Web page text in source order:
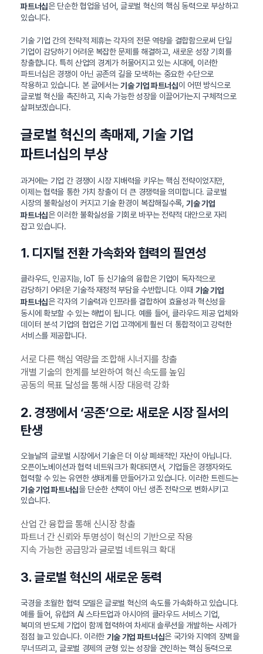
파트너십은 단순한 협업을 넘어, 글로벌 혁신의 핵심 동력으로 부상하고
있습니다.
기술 기업 간의 전략적 제휴는 각자의 전문 역량을 결합함으로써 단일
기업이 감당하기 어려운 복잡한 문제를 해결하고, 새로운 성장 기회를
창출합니다. 특히 산업의 경계가 허물어지고 있는 시대에, 이러한
파트너십은 경쟁이 아닌 공존의 길을 모색하는 중요한 수단으로
작용하고 있습니다. 본 글에서는기술 기업 파트너십이 어떤 방식으로
글로벌 혁신을 촉진하고, 지속 가능한 성장을 이끌어가는지 구체적으로
살펴보겠습니다.
글로벌 혁신의 촉매제, 기술 기업
파트너십의 부상
과거에는 기업 간 경쟁이 시장 지배력을 키우는 핵심 전략이었지만,
이제는 협력을 통한 가치 창출이 더 큰 경쟁력을 의미합니다. 글로벌
시장의 불확실성이 커지고 기술 환경이 복잡해질수록,기술 기업
파트너십은 이러한 불확실성을 기회로 바꾸는 전략적 대안으로 자리
잡고 있습니다.
1. 디지털 전환 가속화와 협력의 필연성
클라우드, 인공지능, IoT 등 신기술의 융합은 기업이 독자적으로
감당하기 어려운 기술적·재정적 부담을 수반합니다. 이때 기술 기업
파트너십은 각자의 기술력과 인프라를 결합하여 효율성과 혁신성을
동시에 확보할 수 있는 해법이 됩니다. 예를 들어, 클라우드 제공 업체와
데이터 분석 기업의 협업은 기업 고객에게 훨씬 더 통합적이고 강력한
서비스를 제공합니다.
서로 다른 핵심 역량을 조합해 시너지를 창출
개별 기술의 한계를 보완하여 혁신 속도를 높임
공동의 목표 달성을 통해 시장 대응력 강화
2. 경쟁에서 ‘공존’으로: 새로운 시장 질서의
탄생
오늘날의 글로벌 시장에서 기술은 더 이상 폐쇄적인 자산이 아닙니다.
오픈이노베이션과 협력 네트워크가 확대되면서, 기업들은 경쟁자와도
협력할 수 있는 유연한 생태계를 만들어가고 있습니다. 이러한 트렌드는
기술 기업 파트너십을 단순한 선택이 아닌 생존 전략으로 변화시키고
있습니다.
산업 간 융합을 통해 신시장 창출
파트너 간 신뢰와 투명성이 혁신의 기반으로 작용
지속 가능한 공급망과 글로벌 네트워크 확대
3. 글로벌 혁신의 새로운 동력
국경을 초월한 협력 모델은 글로벌 혁신의 속도를 가속화하고 있습니다.
예를 들어, 유럽의 AI 스타트업과 아시아의 클라우드 서비스 기업,
북미의 반도체 기업이 함께 협력하여 차세대 솔루션을 개발하는 사례가
점점 늘고 있습니다. 이러한 기술 기업 파트너십은 국가와 지역의 장벽을
무너뜨리고, 글로벌 경제의 균형 있는 성장을 견인하는 핵심 동력으로